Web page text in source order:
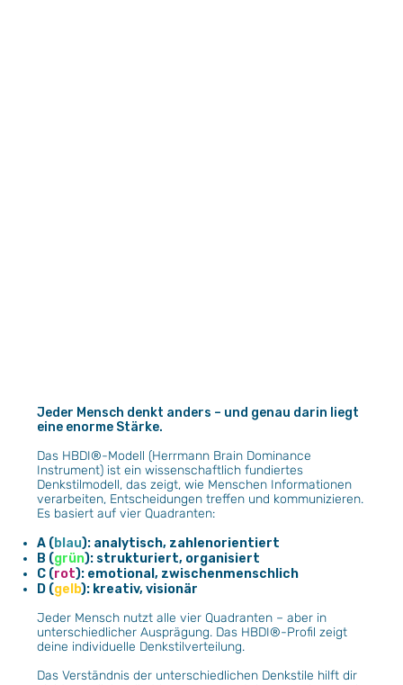
Jeder Mensch denkt anders – und genau darin liegt
eine enorme Stärke.
Das HBDI®-Modell (Herrmann Brain Dominance
Instrument) ist ein wissenschaftlich fundiertes
Denkstilmodell, das zeigt, wie Menschen Informationen
verarbeiten, Entscheidungen treffen und kommunizieren.
Es basiert auf vier Quadranten:
A (blau): analytisch, zahlenorientiert
B (grün): strukturiert, organisiert
C (rot): emotional, zwischenmenschlich
D (gelb): kreativ, visionär
Jeder Mensch nutzt alle vier Quadranten – aber in
unterschiedlicher Ausprägung. Das HBDI®-Profil zeigt
deine individuelle Denkstilverteilung.
Das Verständnis der unterschiedlichen Denkstile hilft dir